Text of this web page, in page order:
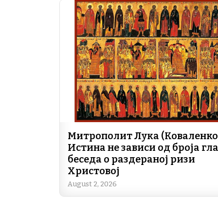
Митрополит Лука
Истина не зависи од броја
беседа о раздераној ризи
Христовој
August 2, 2026